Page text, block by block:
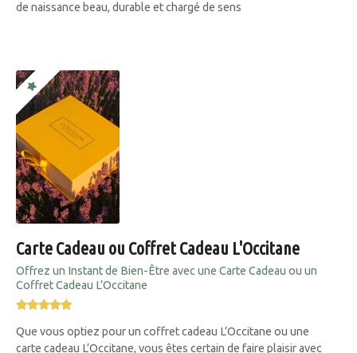
de naissance beau, durable et chargé de sens
Carte Cadeau ou Coffret Cadeau L'Occitane
Offrez un Instant de Bien-Être avec une Carte Cadeau ou un
Coffret Cadeau L’Occitane
Que vous optiez pour un coffret cadeau L’Occitane ou une
carte cadeau L’Occitane, vous êtes certain de faire plaisir avec